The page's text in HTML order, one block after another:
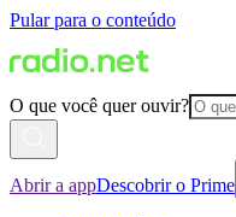
Pular para o conteúdo
O que você quer ouvir?
Abrir a appDescobrir o Prime